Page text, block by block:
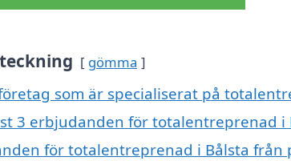
gömma
som är specialiserat på
3 erbjudanden för totalentreprenad i
för totalentreprenad i Bålsta från